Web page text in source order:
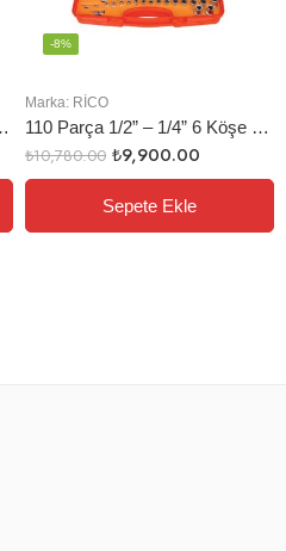
Seti
Marka: RİCO
110 Parça 1/2” – 1/4” 6 Köşe Lokma Takımı
-8%
₺10,780.00 ₺9,900.00
Sepete Ekle